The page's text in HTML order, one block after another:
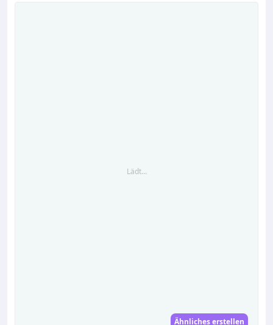
Lädt...
Ähnliches erstellen